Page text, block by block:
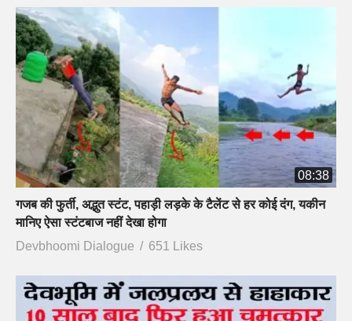
08:38
गजब की फुर्ती, अद्भुत स्टंट, पहाड़ी लड़के के टैलेंट से हर कोई दंग, यकीन
मानिए ऐसा स्टंटबाज नहीं देखा होगा
Devbhoomi Dialogue
651 Likes